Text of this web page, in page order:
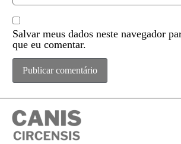
Salvar meus dados neste navegador
que eu comentar.